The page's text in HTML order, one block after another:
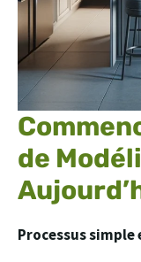
de
Processus